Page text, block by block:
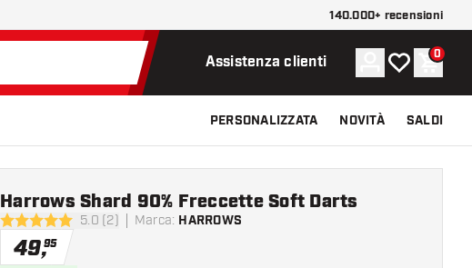
140.000+ recensioni
Assistenza clienti Account
La mia lista
0
PERSONALIZZATA NOVITÀ SALDI
5 stelle di valutazione
5.0 (2) Marca: HARROWS
Harrows Shard 90% Freccette Soft Darts
49,95